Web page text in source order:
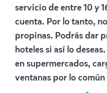
servicio de entre 10 y
cuenta. Por lo tanto,
propinas. Podrás dar
hoteles si así lo
en supermercados,
ventanas por lo común